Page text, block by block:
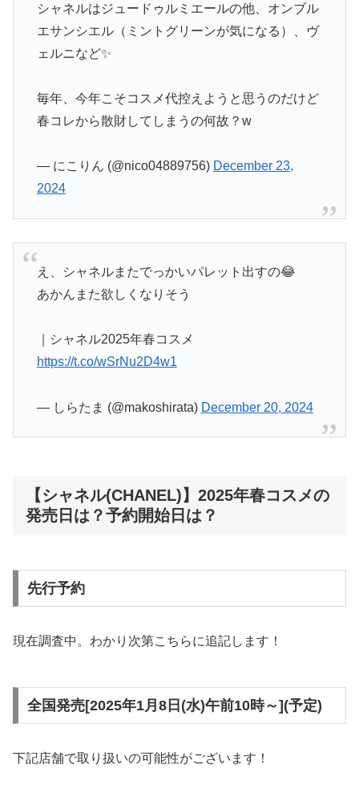
シャネルはジュードゥルミエールの他、オンブル
エサンシエル（ミントグリーンが気になる）、ヴ
ェルニなど✨
毎年、今年こそコスメ代控えようと思うのだけど
春コレから散財してしまうの何故？w
— にこりん (@nico04889756) December 23,
2024
え、シャネルまたでっかいパレット出すの😂
あかんまた欲しくなりそう
｜シャネル2025年春コスメ
https://t.co/wSrNu2D4w1
— しらたま (@makoshirata) December 20, 2024
【シャネル(CHANEL)】2025年春コスメの
発売日は？予約開始日は？
先行予約
現在調査中。わかり次第こちらに追記します！
全国発売[2025年1月8日(水)午前10時～](予定)
下記店舗で取り扱いの可能性がございます！